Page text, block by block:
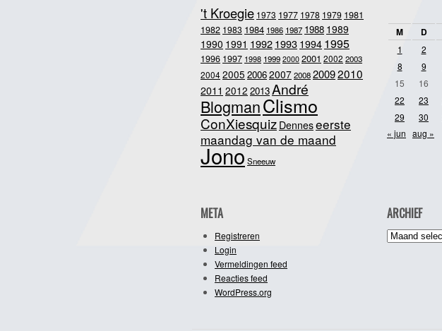
't Kroegie 1973 1977 1978 1979 1981
1982 1983 1984 1986 1987 1988 1989
1990 1991 19921993 1994 1995
1996 1997 1998 1999 2000 2001 2002 2003
20042005 20062007200820092010
2011 2012 2013André
BlogmanClismo
ConXiesquiz Denneseerste
maandag van de maand
JonoSneeuw
M D
1 2
8
9
15
16
22
23
29
30
« jun aug »
META
Registreren
Login
Vermeldingen feed
Reacties feed
WordPress.org
ARCHIEF
Archief